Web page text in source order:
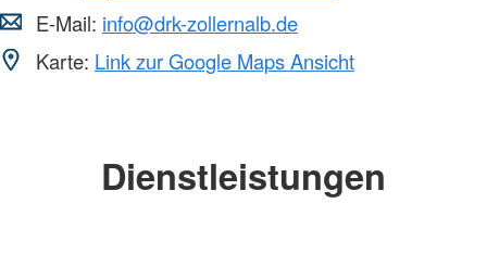
E-Mail: info@drk-zollernalb.de
Karte: Link zur Google Maps Ansicht
Dienstleistungen